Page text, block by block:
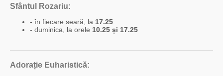
Sfântul Rozariu:
- în fiecare seară, la 17.25
- duminica, la orele 10.25 și 17.25
Adorație Euharistică: